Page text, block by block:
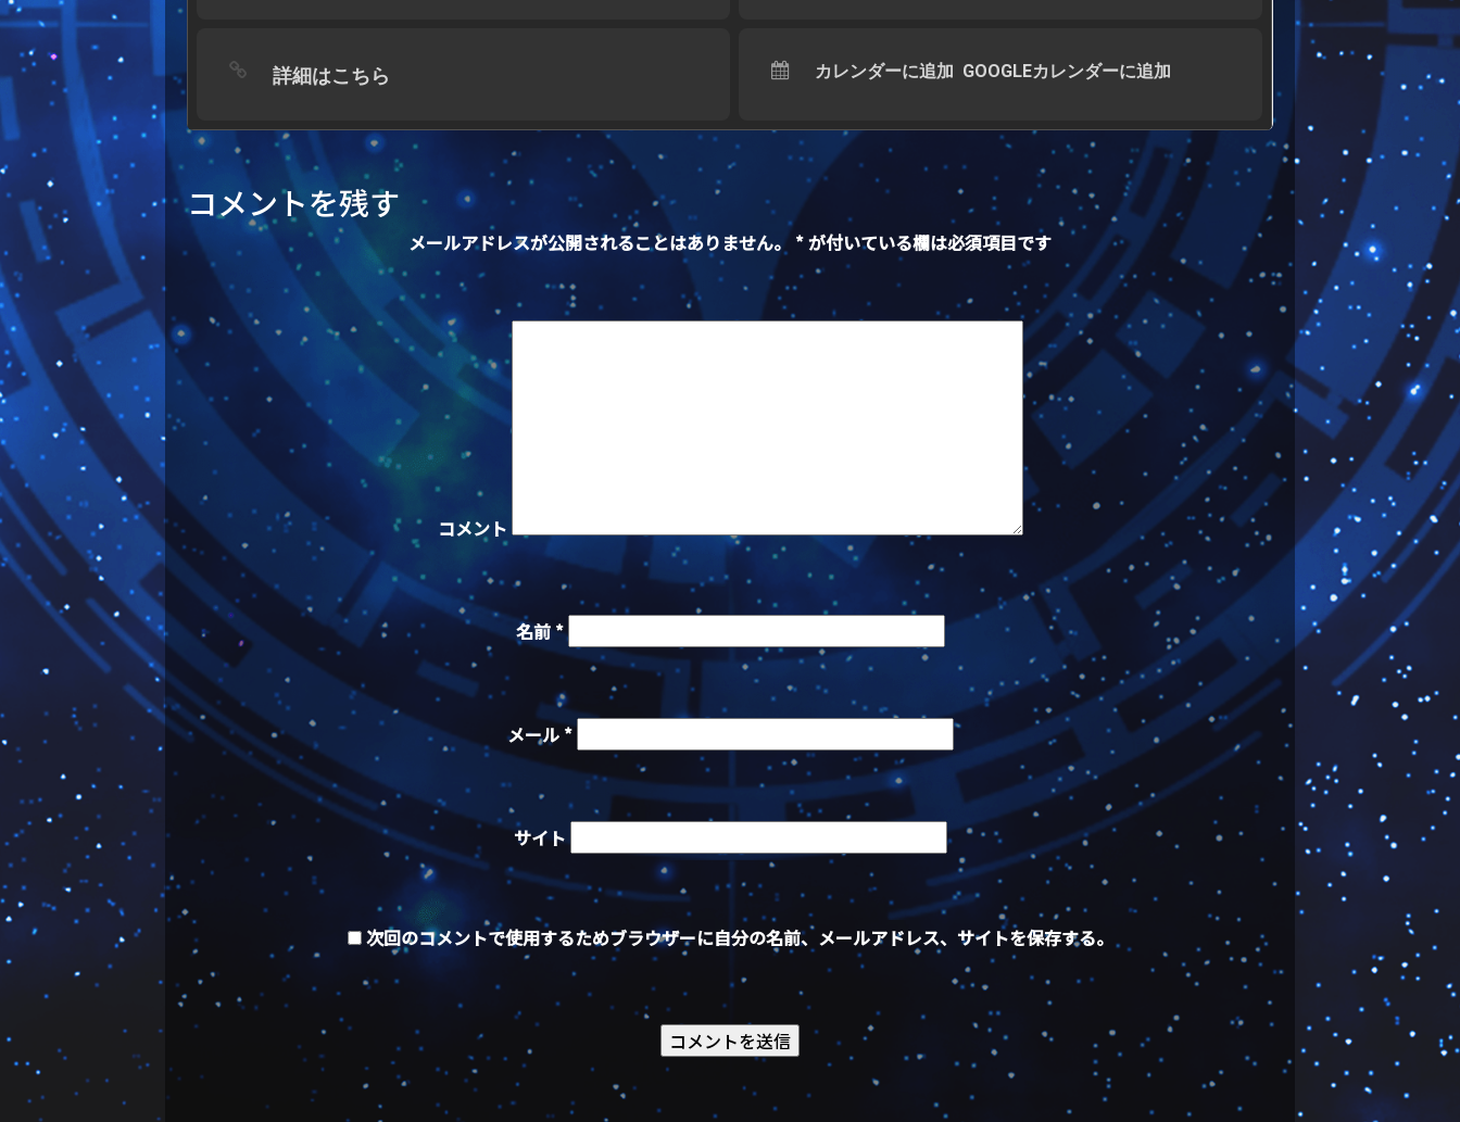
詳細はこちら カレンダーに追加 GOOGLEカレンダーに追加
コメントを残す
メールアドレスが公開されることはありません。 *が付いている欄は必須項目です
コメント
名前*
メール *
サイト
次回のコメントで使用するためブラウザーに自分の名前、メールアドレス、サイトを保存する。